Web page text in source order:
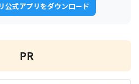
公式アプリをダウンロード
PR